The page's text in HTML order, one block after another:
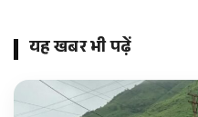
यह खबर भी पढ़ें